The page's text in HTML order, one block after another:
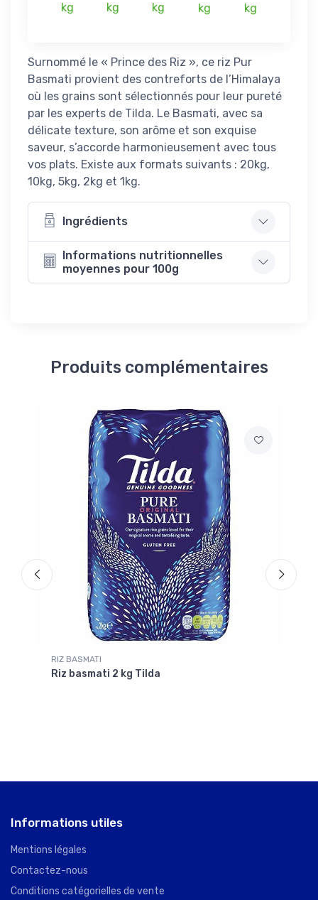
kg
kg
kg
kg
kg
Surnommé le « Prince des Riz », ce riz Pur
Basmati provient des contreforts de l’Himalaya
où les grains sont sélectionnés pour leur pureté
par les experts de Tilda. Le Basmati, avec sa
délicate texture, son arôme et son exquise
saveur, s’accorde harmonieusement avec tous
vos plats. Existe aux formats suivants : 20kg,
10kg, 5kg, 2kg et 1kg.
Ingrédients
Informations nutritionnelles
moyennes pour 100g
Produits complémentaires
RIZ BASMATI
Riz basmati 2 kg Tilda
Informations utiles
Mentions légales
Contactez-nous
Conditions catégorielles de vente